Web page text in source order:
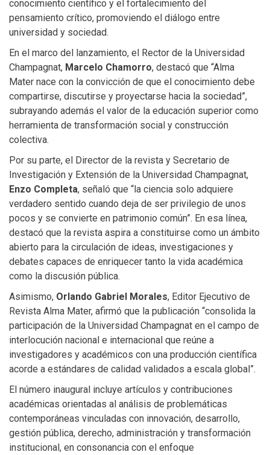
conocimiento científico y el fortalecimiento del
pensamiento crítico, promoviendo el diálogo entre
universidad y sociedad.
En el marco del lanzamiento, el Rector de la Universidad
Champagnat, Marcelo Chamorro, destacó que “Alma
Mater nace con la convicción de que el conocimiento debe
compartirse, discutirse y proyectarse hacia la sociedad”,
subrayando además el valor de la educación superior como
herramienta de transformación social y construcción
colectiva.
Por su parte, el Director de la revista y Secretario de
Investigación y Extensión de la Universidad Champagnat,
Enzo Completa, señaló que “la ciencia solo adquiere
verdadero sentido cuando deja de ser privilegio de unos
pocos y se convierte en patrimonio común”. En esa línea,
destacó que la revista aspira a constituirse como un ámbito
abierto para la circulación de ideas, investigaciones y
debates capaces de enriquecer tanto la vida académica
como la discusión pública.
Asimismo, Orlando Gabriel Morales, Editor Ejecutivo de
Revista Alma Mater, afirmó que la publicación “consolida la
participación de la Universidad Champagnat en el campo de
interlocución nacional e internacional que reúne a
investigadores y académicos con una producción científica
acorde a estándares de calidad validados a escala global”.
El número inaugural incluye artículos y contribuciones
académicas orientadas al análisis de problemáticas
contemporáneas vinculadas con innovación, desarrollo,
gestión pública, derecho, administración y transformación
institucional, en consonancia con el enfoque